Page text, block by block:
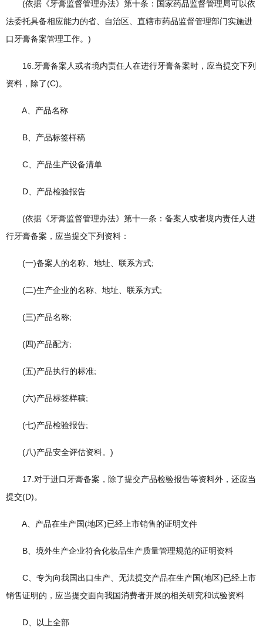
(依据《牙膏监督管理办法》第十条：国家药品监督管理局可以依
法委托具备相应能力的省、自治区、直辖市药品监督管理部门实施进
口牙膏备案管理工作。)
16.牙膏备案人或者境内责任人在进行牙膏备案时，应当提交下列
资料，除了(C)。
A、产品名称
B、产品标签样稿
C、产品生产设备清单
D、产品检验报告
(依据《牙膏监督管理办法》第十一条：备案人或者境内责任人进
行牙膏备案，应当提交下列资料：
(一)备案人的名称、地址、联系方式;
(二)生产企业的名称、地址、联系方式;
(三)产品名称;
(四)产品配方;
(五)产品执行的标准;
(六)产品标签样稿;
(七)产品检验报告;
(八)产品安全评估资料。)
17.对于进口牙膏备案，除了提交产品检验报告等资料外，还应当
提交(D)。
A、产品在生产国(地区)已经上市销售的证明文件
B、境外生产企业符合化妆品生产质量管理规范的证明资料
C、专为向我国出口生产、无法提交产品在生产国(地区)已经上市
销售证明的，应当提交面向我国消费者开展的相关研究和试验资料
D、以上全部